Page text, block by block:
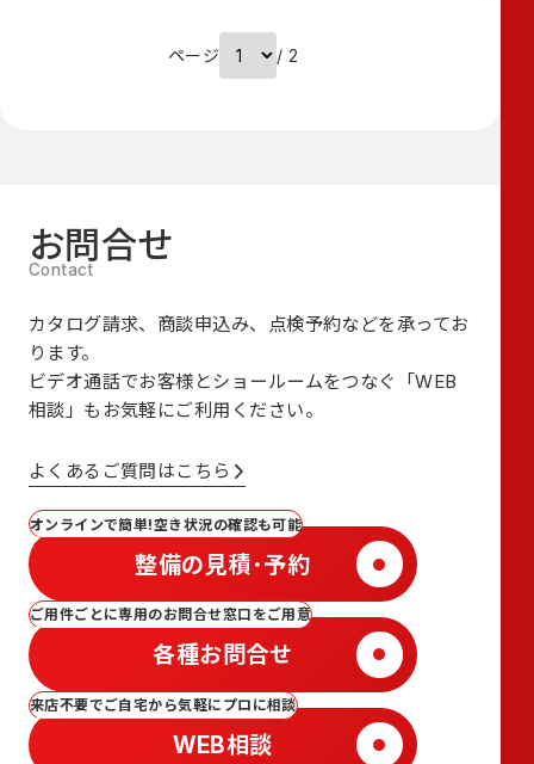
ページ / 2
お問合せ
カタログ請求、商談申込み、点検予約などを承ってお
ります。
ビデオ通話でお客様とショールームをつなぐ
「WEB
相談」も お気軽にご利用ください。
よくあるご質問はこちら
オンラインで簡単!空き状況の確認も可能
整備の見積･予約
ご用件ごとに専用のお問合せ窓口をご用意
各種お問合せ
来店不要でご自宅から気軽にプロに相談
WEB相談